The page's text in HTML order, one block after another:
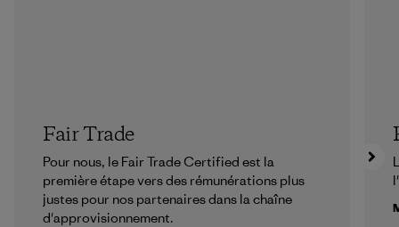
Fair Trade
Pour nous, le Fair Trade Certified est la
première étape vers des rémunérations plus
justes pour nos partenaires dans la chaîne
d'approvisionnement.